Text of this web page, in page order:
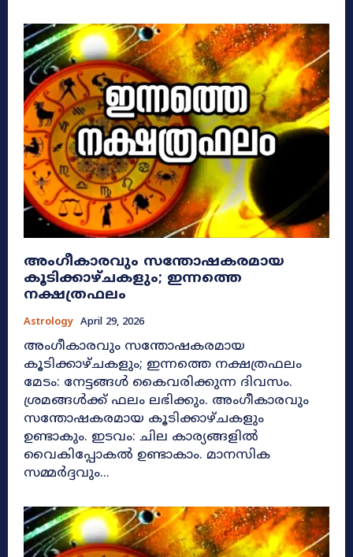
അംഗീകാരവും സന്തോഷകരമായ
കൂടിക്കാഴ്ചകളും; ഇന്നത്തെ
നക്ഷത്രഫലം
Astrology April 29, 2026
അംഗീകാരവും സന്തോഷകരമായ
കൂടിക്കാഴ്ചകളും; ഇന്നത്തെ നക്ഷത്രഫലം
മേടം: നേട്ടങ്ങൾ കൈവരിക്കുന്ന ദിവസം.
ശ്രമങ്ങൾക്ക് ഫലം ലഭിക്കും. അംഗീകാരവും
സന്തോഷകരമായ കൂടിക്കാഴ്ചകളും
ഉണ്ടാകും. ഇടവം: ചില കാര്യങ്ങളിൽ
വൈകിപ്പോകൽ ഉണ്ടാകാം. മാനസിക
സമ്മർദ്ദവും...